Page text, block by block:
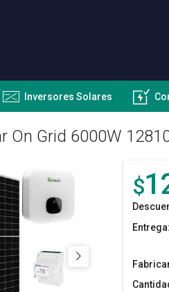
Inversores Solares
On Grid 6000W
$
Entrega: